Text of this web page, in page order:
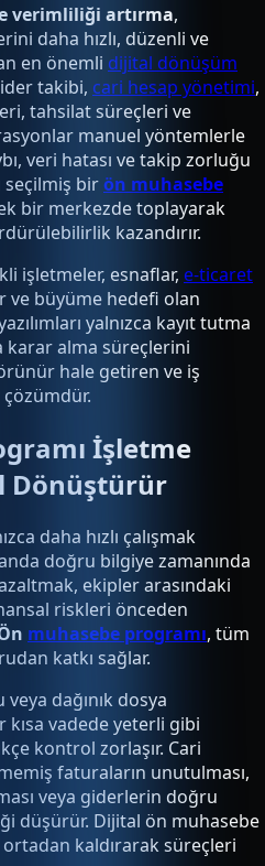
verimliliği artırma,
daha hızlı, düzenli ve
en önemli dijital dönüşüm
takibi, cari hesap yönetimi,
tahsilat süreçleri ve
manuel yöntemlerle
veri hatası ve takip zorluğu
seçilmiş birön muhasebe
bir merkezde toplayarak
kazandırır.
işletmeler, esnaflar, e-ticaret
ve büyüme hedefi olan
yalnızca kayıt tutma
karar alma süreçlerini
hale getiren ve iş
İşletme
Dönüştürür
daha hızlı çalışmak
doğru bilgiye zamanında
ekipler arasındaki
riskleri önceden
muhasebe programı, tüm
katkı sağlar.
dağınık dosya
kısa vadede yeterli gibi
kontrol zorlaşır. Cari
faturaların unutulması,
veya giderlerin doğru
düşürür. Dijital ön muhasebe
kaldırarak süreçleri